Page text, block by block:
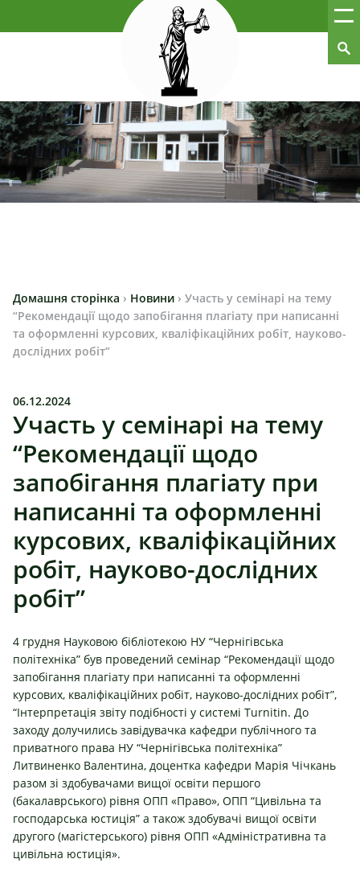
Домашня сторінка › Новини › Участь у семінарі на тему
“Рекомендації щодо запобігання плагіату при написанні
та оформленні курсових, кваліфікаційних робіт, науково-
дослідних робіт”
06.12.2024
Участь у семінарі на тему
“Рекомендації щодо
запобігання плагіату при
написанні та оформленні
курсових, кваліфікаційних
робіт, науково-дослідних
робіт”
4 грудня Науковою бібліотекою НУ “Чернігівська
політехніка” був проведений семінар “Рекомендації щодо
запобігання плагіату при написанні та оформленні
курсових, кваліфікаційних робіт, науково-дослідних робіт”,
“Інтерпретація звіту подібності у системі Turnitin. До
заходу долучились завідувачка кафедри публічного та
приватного права НУ “Чернігівська політехніка”
Литвиненко Валентина, доцентка кафедри Марія Чічкань
разом зі здобувачами вищої освіти першого
(бакалаврського) рівня ОПП «Право», ОПП “Цивільна та
господарська юстиція” а також здобувачі вищої освіти
другого (магістерського) рівня ОПП «Адміністративна та
цивільна юстиція».